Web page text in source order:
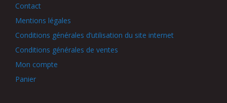
Contact
Mentions légales
Conditions générales d’utilisation du site internet
Conditions générales de ventes
Mon compte
Panier